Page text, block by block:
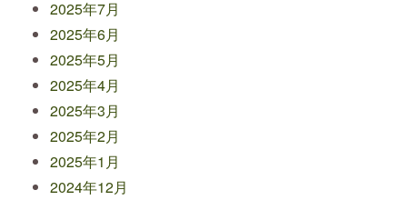
2025年7月
2025年6月
2025年5月
2025年4月
2025年3月
2025年2月
2025年1月
2024年12月